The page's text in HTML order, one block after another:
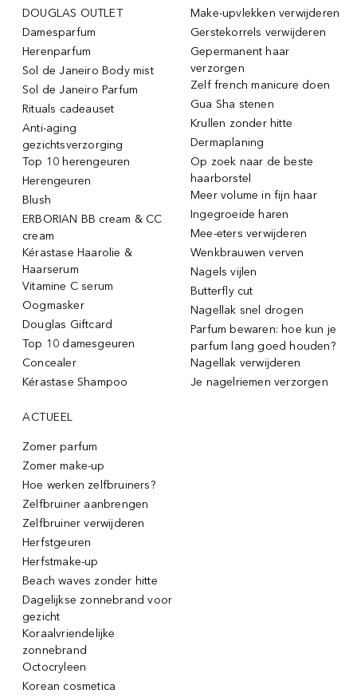
DOUGLAS OUTLET
Damesparfum
Herenparfum
Sol de Janeiro Body mist
Sol de Janeiro Parfum
Rituals cadeauset
Anti-aging
gezichtsverzorging
Top 10 herengeuren
Herengeuren
Blush
ERBORIAN BB cream & CC
cream
Kérastase Haarolie &
Haarserum
Vitamine C serum
Oogmasker
Douglas Giftcard
Top 10 damesgeuren
Concealer
Kérastase Shampoo
Make-upvlekken verwijderen
Gerstekorrels verwijderen
Gepermanent haar
verzorgen
Zelf french manicure doen
Gua Sha stenen
Krullen zonder hitte
Dermaplaning
Op zoek naar de beste
haarborstel
Meer volume in fijn haar
Ingegroeide haren
Mee-eters verwijderen
Wenkbrauwen verven
Nagels vijlen
Butterfly cut
Nagellak snel drogen
Parfum bewaren: hoe kun je
parfum lang goed houden?
Nagellak verwijderen
Je nagelriemen verzorgen
ACTUEEL
Zomer parfum
Zomer make-up
Hoe werken zelfbruiners?
Zelfbruiner aanbrengen
Zelfbruiner verwijderen
Herfstgeuren
Herfstmake-up
Beach waves zonder hitte
Dagelijkse zonnebrand voor
gezicht
Koraalvriendelijke
zonnebrand
Octocryleen
Korean cosmetica